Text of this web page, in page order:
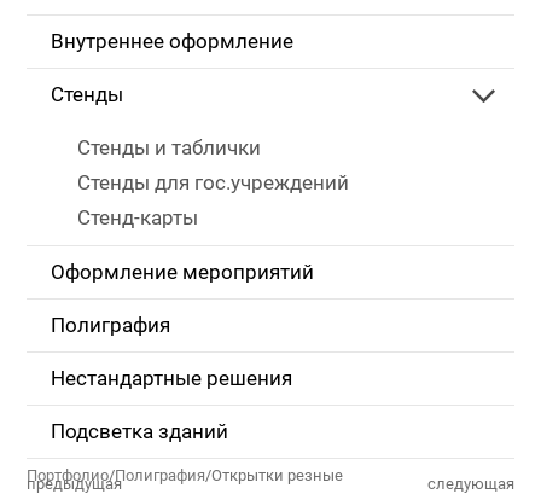
Внутреннее оформление
Стенды
Стенды и таблички
Стенды для гос.учреждений
Стенд-карты
Оформление мероприятий
Полиграфия
Нестандартные решения
Подсветка зданий
Портфолио/Полиграфия/Открытки резные
предыдущая следующая